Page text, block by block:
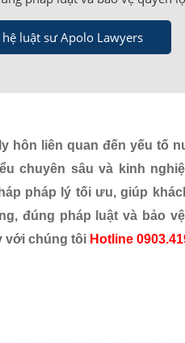
hệ luật sư Apolo Lawyers
hôn liên quan đến yếu tố
chuyên sâu và kinh
pháp lý tối ưu, giúp
đúng pháp luật và bảo
với chúng tôi Hotline